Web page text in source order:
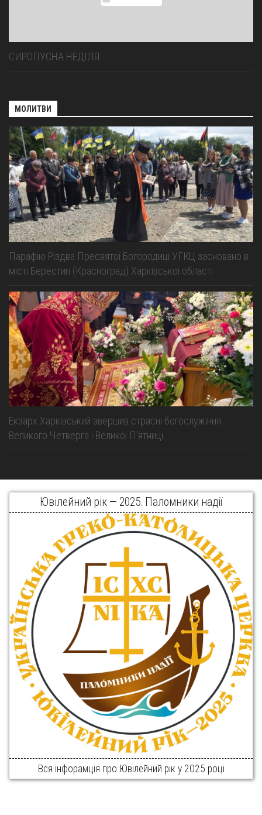
СИРОПУСНА НЕДІЛЯ
МОЛИТВИ
Парафію Різдва Пресвятої Богородиці УГКЦ засновано в
місті Берестин (Красноград) Харківської області
Екзарх Харківський звершив страсні богослужіння
Великого Четверга і Великої Пʼятниці
Ювілейний рік — 2025. Паломники надії
Вся інфорамція про Ювілейний рік у 2025 році